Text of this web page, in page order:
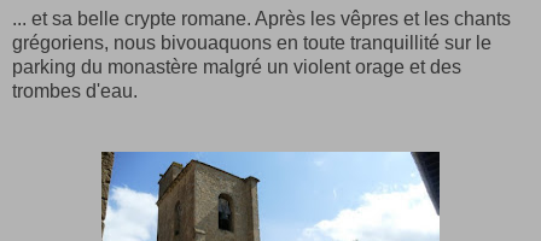
... et sa belle crypte romane. Après les vêpres et les chants
grégoriens, nous bivouaquons en toute tranquillité sur le
parking du monastère malgré un violent orage et des
trombes d'eau.